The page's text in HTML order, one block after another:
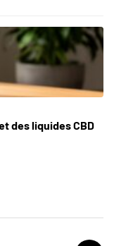
des liquides CBD